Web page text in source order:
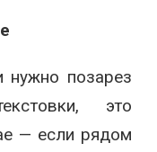
нужно позарез
это
— если рядом